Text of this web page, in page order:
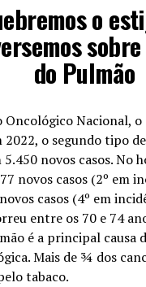
o
do Pulmão
Oncológico Nacional,
o segundo tipo
novos casos. No
novos casos (2º em
casos (4º em
entre os 70 e 74
é a principal causa
Mais de ¾ dos
tabaco.